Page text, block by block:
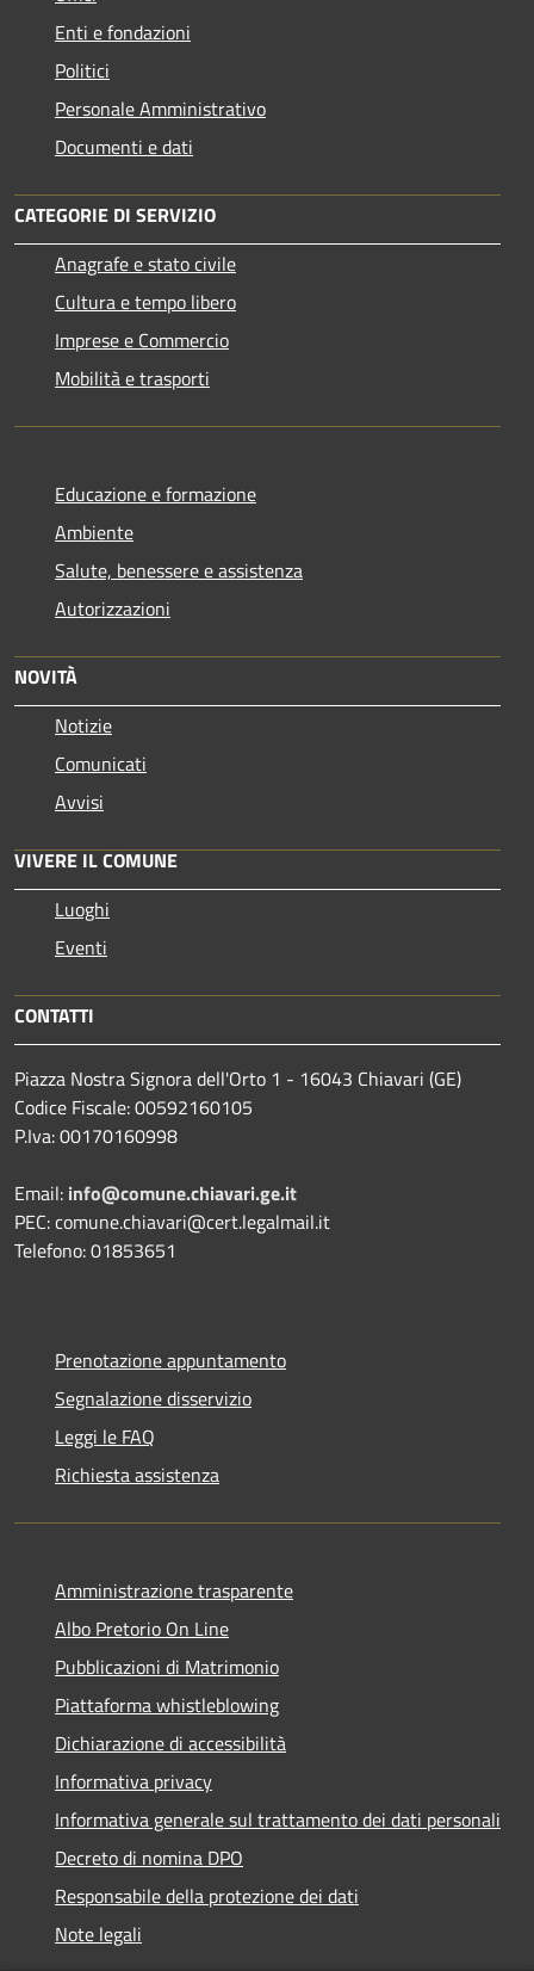
Enti e fondazioni
Politici
Personale Amministrativo
Documenti e dati
CATEGORIE DI SERVIZIO
Anagrafe e stato civile
Cultura e tempo libero
Imprese e Commercio
Mobilità e trasporti
Educazione e formazione
Ambiente
Salute, benessere e assistenza
Autorizzazioni
NOVITÀ
Notizie
Comunicati
Avvisi
VIVERE IL COMUNE
Luoghi
Eventi
CONTATTI
Piazza Nostra Signora dell'Orto 1 - 16043 Chiavari (GE)
Codice Fiscale: 00592160105
P.Iva: 00170160998
Email: info@comune.chiavari.ge.it
PEC: comune.chiavari@cert.legalmail.it
Telefono: 01853651
Prenotazione appuntamento
Segnalazione disservizio
Leggi le FAQ
Richiesta assistenza
Amministrazione trasparente
Albo Pretorio On Line
Pubblicazioni di Matrimonio
Piattaforma whistleblowing
Dichiarazione di accessibilità
Informativa privacy
Informativa generale sul trattamento dei dati personali
Decreto di nomina DPO
Responsabile della protezione dei dati
Note legali